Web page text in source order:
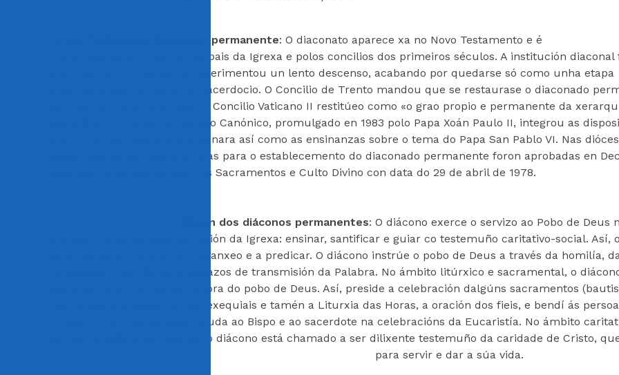
Breve historia do diaconado permanente: O diaconato aparece xa no Novo Testamento e é
frecuentemente citado polos pais da Igrexa e polos concilios dos primeiros séculos. A institución diaconal
ata o século V; máis tarde experimentou un lento descenso, acabando por quedarse só como unha etapa
intermedia para acceder ao sacerdocio. O Concilio de Trento mandou que se restaurase o diaconado
pero sen accións concretas. O Concilio Vaticano II restitúeo como «o grao propio e permanente da
por último, o Código de Dereito Canónico, promulgado en 1983 polo Papa Xoán Paulo II, integrou as
que o Concilio Vaticano II ordenara así como as ensinanzas sobre o tema do Papa San Pablo VI. Nas
españolas, as Normas prácticas para o establecemento do diaconado permanente foron aprobadas en
Sagrada Congregación para os Sacramentos e Culto Divino con data do 29 de abril de 1978.
Misión dos diáconos permanentes: O diácono exerce o servizo ao Pobo de Deus
ámbitos fundamentais da misión da Igrexa: ensinar, santificar e guiar co testemuño caritativo-social. Así,
está chamado a anunciar o Evanxeo e a predicar. O diácono instrúe o pobo de Deus a través da homilía,
catequese e dos distintos espazos de transmisión da Palabra. No ámbito litúrxico e sacramental, o
participa na acción santificadora do pobo de Deus. Así, preside a celebración dalgúns sacramentos
matrimonio), preside os ritos exequiais e tamén a Liturxia das Horas, a oración dos fieis, e bendí ás
cousas e, por riba de todo, axuda ao Bispo e ao sacerdote na celebracións da Eucaristía. No ámbito
social, de xeito preeminente, o diácono está chamado a ser dilixente testemuño da caridade de Cristo,
para servir e dar a súa vida.